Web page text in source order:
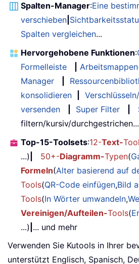
Spalten-Manager:Eine
verschieben
Spalten vergleichen...
Hervorgehobene Funktionen:
Formelleiste
Manager
konsolidieren
versenden
Super Filter
filtern/kursiv/
Top-15-Toolsets:12-Text-
...)
50+-Diagramm-Typen(
Formeln(Alter basierend auf
Tools(QR-Code einfügen,Bild
Tools(In Wörter umwandeln,
Vereinigen/Aufteilen-Tools(
...) ... und mehr
Verwenden Sie Kutools in Ihrer
unterstützt Englisch, Spanisch,